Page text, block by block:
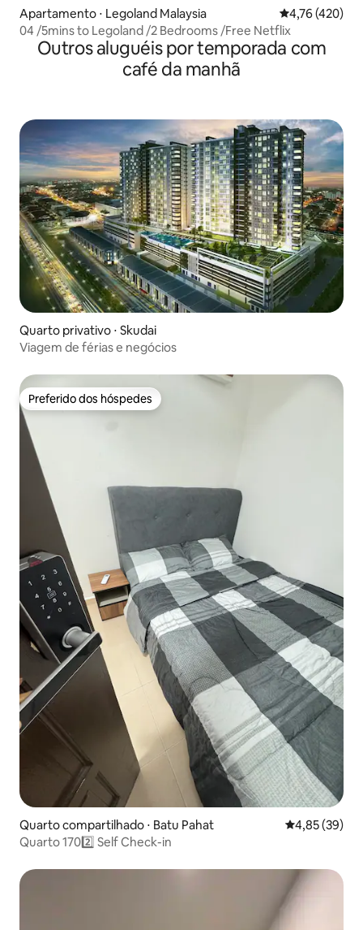
Apartamento ⋅ Legoland Malaysia 4,76 de uma
4,76 (420)
04 /5mins to Legoland /2 Bedrooms /Free Netflix
Outros aluguéis por temporada com
café da manhã
Quarto privativo ⋅ Skudai
Viagem de férias e negócios
Preferido dos hóspedes
Preferido dos hóspedes
Quarto compartilhado ⋅ Batu Pahat 4,85 de uma
4,85 (39)
Quarto 1702️⃣ Self Check-in